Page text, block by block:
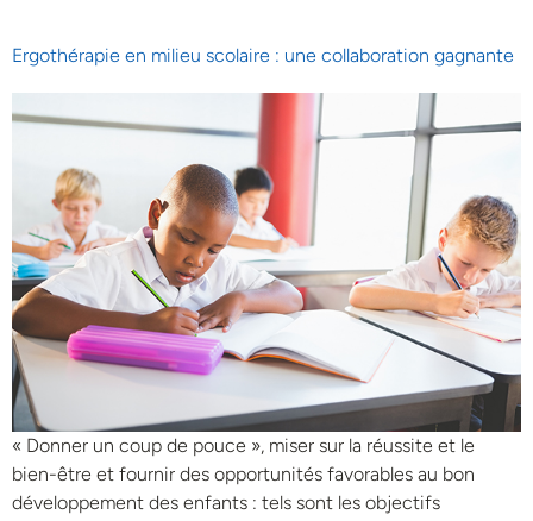
Ergothérapie en milieu scolaire : une collaboration gagnante
« Donner un coup de pouce », miser sur la réussite et le
bien-être et fournir des opportunités favorables au bon
développement des enfants : tels sont les objectifs